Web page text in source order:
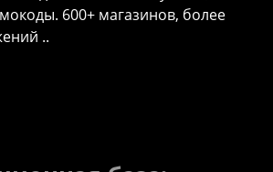
600+ магазинов, более
..